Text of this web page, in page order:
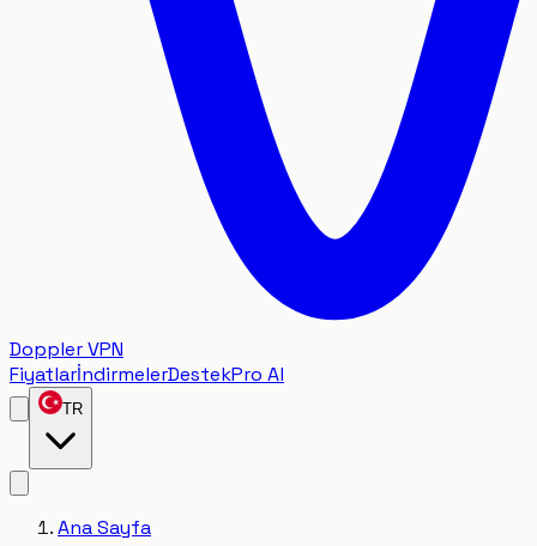
Doppler VPN
FiyatlarİndirmelerDestekPro Al
TR
Ana Sayfa